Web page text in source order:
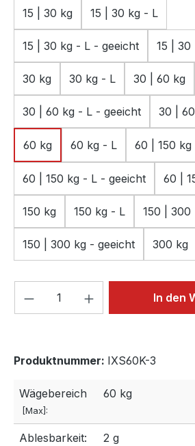
15 | 30 kg 15 | 30 kg - L
15 | 30 kg - L - geeicht 15 | 30
30 kg 30 kg - L 30 | 60 kg
30 | 60 kg - L - geeicht 30 |
60 kg 60 kg - L 60 | 150 kg
60 | 150 kg - L - geeicht 60 |
150 kg 150 kg - L 150 | 300
150 | 300 kg - geeicht 300 kg
Produkt Anzahl: GibIn den
Produktnummer: IXS60K-3
Wägebereich
[Max]:
60 kg
Ablesbarkeit: 2 g